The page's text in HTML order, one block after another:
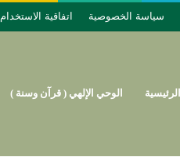
سياسة الخصوصية اتفاقية الاستخدام
الرئيسية الوحي الإلهي ( قرآن وسنة )